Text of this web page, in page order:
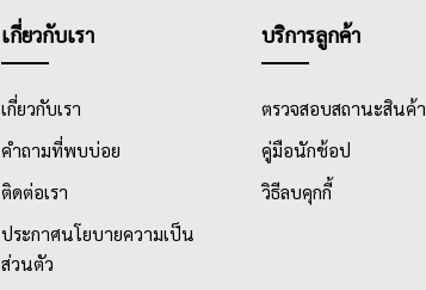
เกี่ยวกับเรา
เกี่ยวกับเรา
คำถามที่พบบ่อย
ติดต่อเรา
ประกาศนโยบายความเป็น
ส่วนตัว
บริการลูกค้า
ตรวจสอบสถานะสินค้า
คู่มือนักช้อป
วิธีลบคุกกี้